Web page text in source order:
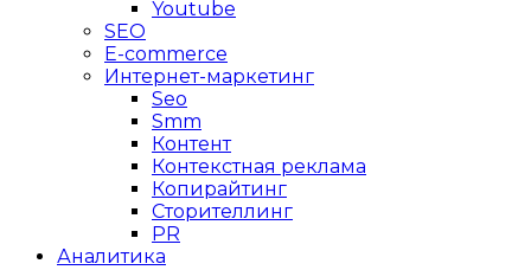
Youtube
SEO
E-сommerce
Интернет-маркетинг
Seo
Smm
Контент
Контекстная реклама
Копирайтинг
Сторителлинг
PR
Аналитика